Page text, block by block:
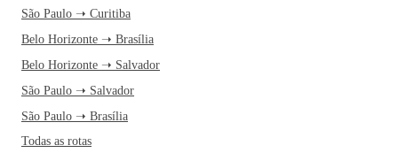
São Paulo ➝ Curitiba
Belo Horizonte ➝ Brasília
Belo Horizonte ➝ Salvador
São Paulo ➝ Salvador
São Paulo ➝ Brasília
Todas as rotas